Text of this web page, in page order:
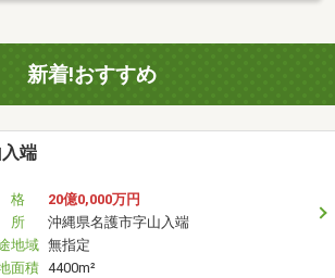
新着!おすすめ
端
格
20億0,000万円
所
沖縄県名護市字山入端
地域 無指定
面積 4400m²